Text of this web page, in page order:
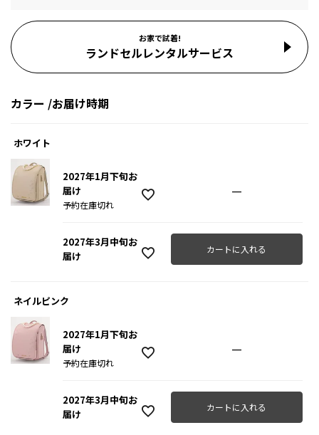
お家で試着!
ランドセルレンタルサービス
カラー お届け時期
ホワイト
2027年1月下旬お
届け
予約在庫切れ
—
2027年3月中旬お
届け
カートに入れる
ネイルピンク
2027年1月下旬お
届け
予約在庫切れ
—
2027年3月中旬お
届け
カートに入れる